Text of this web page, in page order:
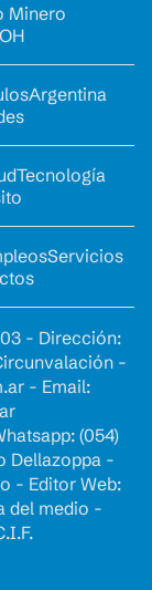
Minero
Argentina
Tecnología
Servicios
- Dirección:
-
- Email:
(054)
Dellazoppa -
- Editor Web:
del medio -